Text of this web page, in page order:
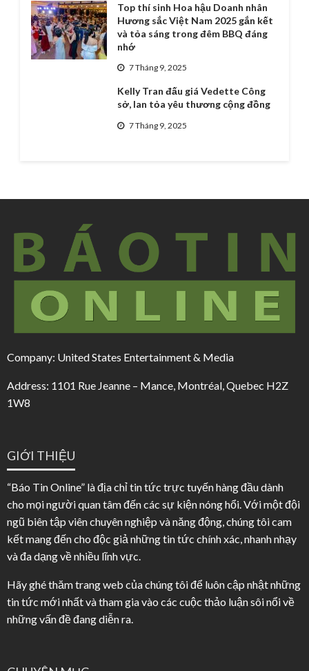
Top thí sinh Hoa hậu Doanh nhân
Hương sắc Việt Nam 2025 gắn kết
và tỏa sáng trong đêm BBQ đáng
nhớ
7 Tháng 9, 2025
Kelly Tran đấu giá Vedette Công
sở, lan tỏa yêu thương cộng đồng
7 Tháng 9, 2025
Company: United States Entertainment & Media
Address: 1101 Rue Jeanne – Mance, Montréal, Quebec H2Z
1W8
GIỚI THIỆU
“Báo Tin Online” là địa chỉ tin tức trực tuyến hàng đầu dành
cho mọi người quan tâm đến các sự kiện nóng hổi. Với một đội
ngũ biên tập viên chuyên nghiệp và năng động, chúng tôi cam
kết mang đến cho độc giả những tin tức chính xác, nhanh nhạy
và đa dạng về nhiều lĩnh vực.
Hãy ghé thăm trang web của chúng tôi để luôn cập nhật những
tin tức mới nhất và tham gia vào các cuộc thảo luận sôi nổi về
những vấn đề đang diễn ra.